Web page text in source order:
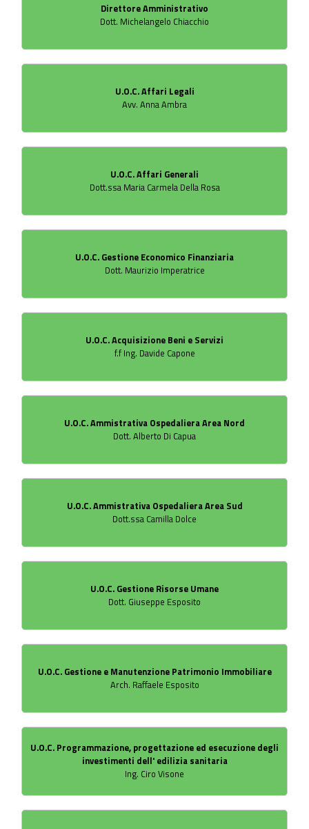
Direttore Amministrativo
Dott. Michelangelo Chiacchio
U.O.C. Affari Legali
Avv. Anna Ambra
U.O.C. Affari Generali
Dott.ssa Maria Carmela Della Rosa
U.O.C. Gestione Economico Finanziaria
Dott. Maurizio Imperatrice
U.O.C. Acquisizione Beni e Servizi
f.f Ing. Davide Capone
U.O.C. Ammistrativa Ospedaliera Area Nord
Dott. Alberto Di Capua
U.O.C. Ammistrativa Ospedaliera Area Sud
Dott.ssa Camilla Dolce
U.O.C. Gestione Risorse Umane
Dott. Giuseppe Esposito
U.O.C. Gestione e Manutenzione Patrimonio Immobiliare
Arch. Raffaele Esposito
U.O.C. Programmazione, progettazione ed esecuzione degli
investimenti dell' edilizia sanitaria
Ing. Ciro Visone